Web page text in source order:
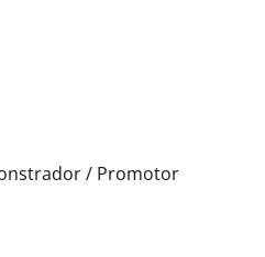
A SEX
200,00/ Promotor